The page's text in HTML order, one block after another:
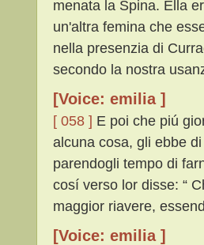
menata la Spina. Ella
un'altra femina che
nella presenzia di
secondo la nostra
[Voice: emilia ]
[ 058 ] E poi che piú
alcuna cosa, gli ebbe
parendogli tempo di
cosí verso lor disse: “
maggior riavere,
[Voice: emilia ]